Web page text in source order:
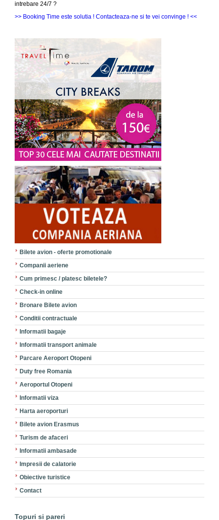
intrebare 24/7 ?
>> Booking Time este solutia ! Contacteaza-ne si te vei convinge ! <<
Bilete avion - oferte promotionale
Companii aeriene
Cum primesc / platesc biletele?
Check-in online
Bronare Bilete avion
Conditii contractuale
Informatii bagaje
Informatii transport animale
Parcare Aeroport Otopeni
Duty free Romania
Aeroportul Otopeni
Informatii viza
Harta aeroporturi
Bilete avion Erasmus
Turism de afaceri
Informatii ambasade
Impresii de calatorie
Obiective turistice
Contact
Topuri si pareri